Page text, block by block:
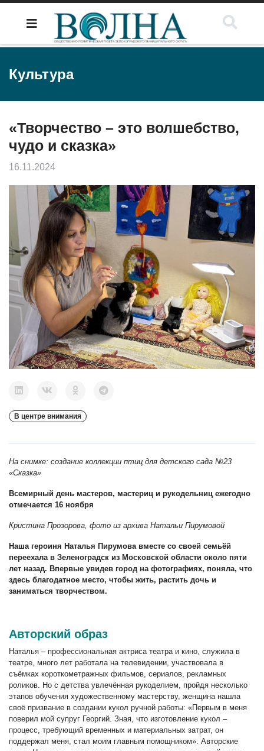
Культура
«Творчество – это волшебство,
чудо и сказка»
16.11.2024
В центре внимания
На снимке: создание коллекции птиц для детского сада №23
«Сказка»
Всемирный день мастеров, мастериц и рукодельниц ежегодно
отмечается 16 ноября
Кристина Прозорова, фото из архива Натальи Пирумовой
Наша героиня Наталья Пирумова вместе со своей семьёй
переехала в Зеленоградск из Московской области около пяти
лет назад. Впервые увидев город на фотографиях, поняла, что
здесь благодатное место, чтобы жить, растить дочь и
заниматься творчеством.
Авторский образ
Наталья – профессиональная актриса театра и кино, служила в
театре, много лет работала на телевидении, участвовала в
съёмках короткометражных фильмов, сериалов, рекламных
роликов. Но с детства увлечённая рукоделием, пройдя несколько
этапов обучения художественному мастерству, женщина нашла
своё призвание в создании кукол ручной работы: «Первым в меня
поверил мой супруг Георгий. Зная, что изготовление кукол –
процесс, требующий временных и материальных затрат, он
поддержал меня, стал моим главным помощником». Авторские